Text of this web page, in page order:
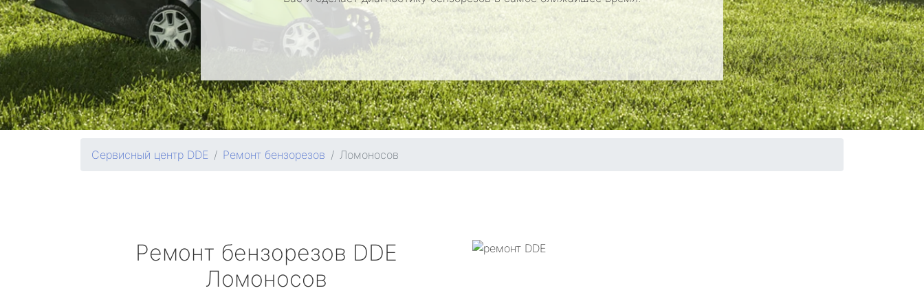
Сервисный центр DDE Ремонт бензорезов Ломоносов
Ремонт бензорезов DDE
Ломоносов